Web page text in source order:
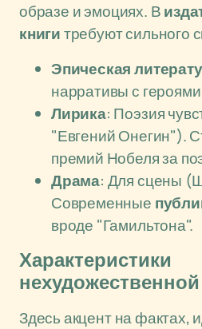
образе и эмоциях. В
книгитребуют сильного
Эпическая
нарративы с
Лирика: Поэзия
"Евгений Онегин").
премий Нобеля за
Драма: Для сцены
Современные
вроде "Гамильтона".
Характеристики
Здесь акцент на фактах,